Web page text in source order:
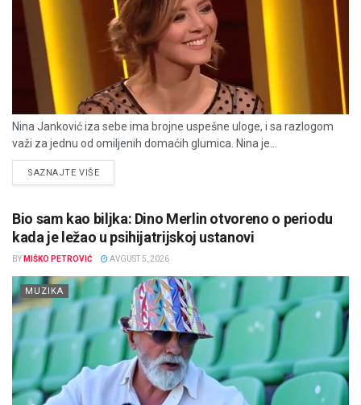
Nina Janković iza sebe ima brojne uspešne uloge, i sa razlogom
važi za jednu od omiljenih domaćih glumica. Nina je...
SAZNAJTE VIŠEDETAILS
Bio sam kao biljka: Dino Merlin otvoreno o periodu
kada je ležao u psihijatrijskoj ustanovi
BY MIŠKO PETROVIĆ AVGUST 5, 2026
MUZIKA